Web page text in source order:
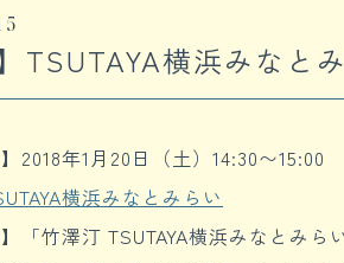
TSUTAYA横浜みなと
】2018年1月20日（土）14:30〜15:00
横浜みなとみらい
】「竹澤汀 TSUTAYA横浜みなとみら